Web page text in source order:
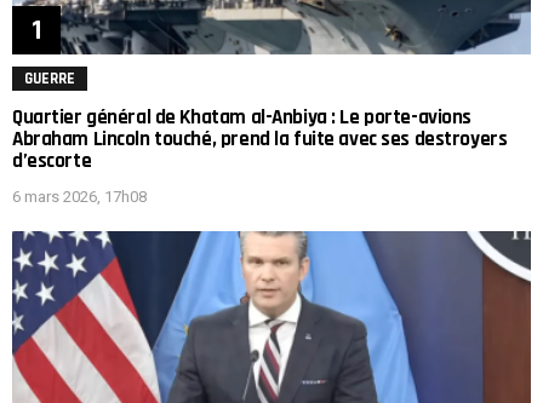
GUERRE
Quartier général de Khatam al-Anbiya : Le porte-avions
Abraham Lincoln touché, prend la fuite avec ses destroyers
d’escorte
6 mars 2026, 17h08